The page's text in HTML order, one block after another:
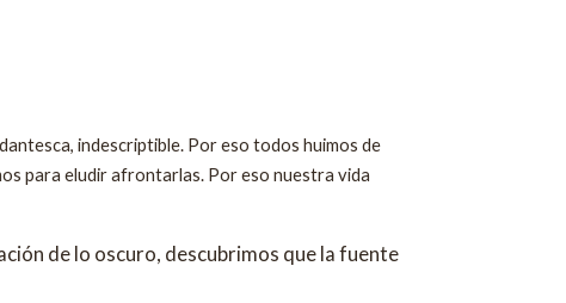
indescriptible. Por eso todos huimos de
para eludir afrontarlas. Por eso nuestra vida
de lo oscuro, descubrimos que la fuente